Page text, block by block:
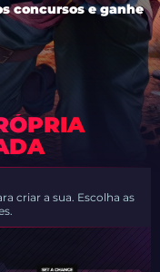
concursos e ganhe
criar a sua. Escolha as